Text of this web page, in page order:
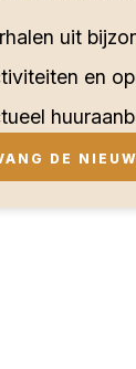
Achter de
in
uit
en
DE